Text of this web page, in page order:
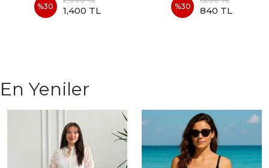
%30 1,400 TL %30 840 TL
En Yeniler